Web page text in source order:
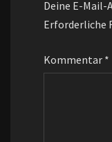
Deine E-
Erforderliche
Kommentar *